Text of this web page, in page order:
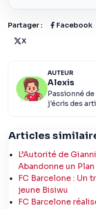
Partager : Facebook
X
AUTEUR
Alexis
Passionné
j'écris des
Articles
L’Autorité de
Abandonne un
FC Barcelone : Un
jeune Bisiwu
FC Barcelone